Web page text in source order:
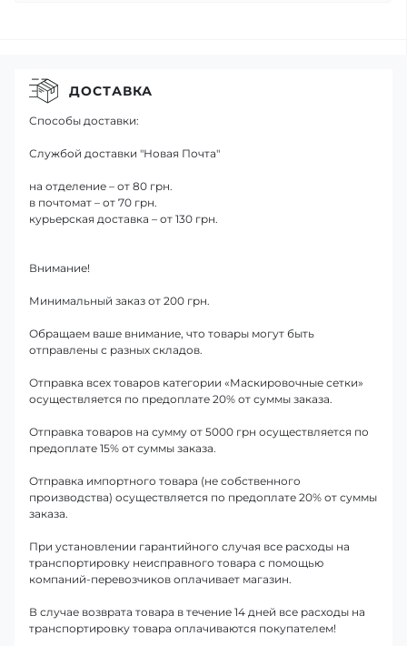
ДОСТАВКА
Способы доставки:
Службой доставки "Новая Почта"
на отделение – от 80 грн.
в почтомат – от 70 грн.
курьерская доставка – от 130 грн.
Внимание!
Минимальный заказ от 200 грн.
Обращаем ваше внимание, что товары могут быть
отправлены с разных складов.
Отправка всех товаров категории «Маскировочные сетки»
осуществляется по предоплате 20% от суммы заказа.
Отправка товаров на сумму от 5000 грн осуществляется по
предоплате 15% от суммы заказа.
Отправка импортного товара (не собственного
производства) осуществляется по предоплате 20% от суммы
заказа.
При установлении гарантийного случая все расходы на
транспортировку неисправного товара с помощью
компаний-перевозчиков оплачивает магазин.
В случае возврата товара в течение 14 дней все расходы на
транспортировку товара оплачиваются покупателем!